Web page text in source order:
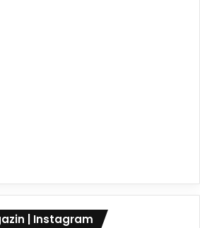
| Instagram